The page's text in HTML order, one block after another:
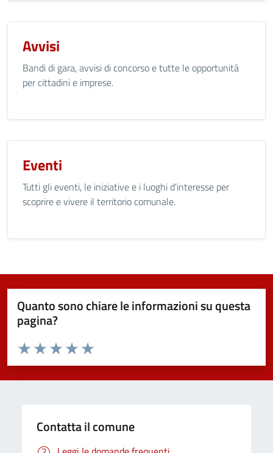
Avvisi
Bandi di gara, avvisi di concorso e tutte le opportunità
per cittadini e imprese.
Eventi
Tutti gli eventi, le iniziative e i luoghi d'interesse per
scoprire e vivere il territorio comunale.
Quanto sono chiare le informazioni su questa
pagina?
Valuta da 1 a 5 stelle la pagina
Valuta 5 stelle su 5
Valuta 4 stelle su 5
Valuta 3 stelle su 5
Valuta 2 stelle su 5
Valuta 1 stelle su 5
Contatta il comune